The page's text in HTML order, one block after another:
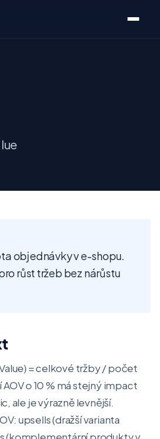
objednávky v e-shopu.
růst tržeb bez nárůstu
= celkové tržby / počet
o 10 % má stejný impact
ale je výrazně levnější.
upsells (dražší varianta